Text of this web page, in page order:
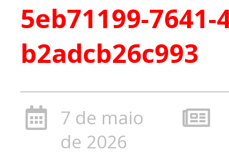
5eb71199-7641-
b2adcb26c993
7 de maio
de 2026